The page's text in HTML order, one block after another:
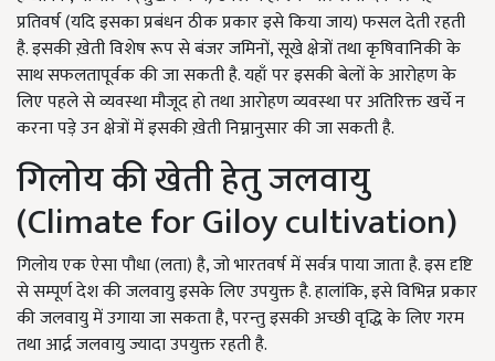
प्रतिवर्ष (यदि इसका प्रबंधन ठीक प्रकार इसे किया जाय) फसल देती रहती
है. इसकी ख़ेती विशेष रूप से बंजर जमिनों, सूखे क्षेत्रों तथा कृषिवानिकी के
साथ सफलतापूर्वक की जा सकती है. यहाँ पर इसकी बेलों के आरोहण के
लिए पहले से व्यवस्था मौजूद हो तथा आरोहण व्यवस्था पर अतिरिक्त खर्चे न
करना पड़े उन क्षेत्रों में इसकी ख़ेती निम्नानुसार की जा सकती है.
गिलोय की खेती हेतु जलवायु
(Climate for Giloy cultivation)
गिलोय एक ऐसा पौधा (लता) है, जो भारतवर्ष में सर्वत्र पाया जाता है. इस दृष्टि
से सम्पूर्ण देश की जलवायु इसके लिए उपयुक्त है. हालांकि, इसे विभिन्न प्रकार
की जलवायु में उगाया जा सकता है, परन्तु इसकी अच्छी वृद्धि के लिए गरम
तथा आर्द्र जलवायु ज्यादा उपयुक्त रहती है.